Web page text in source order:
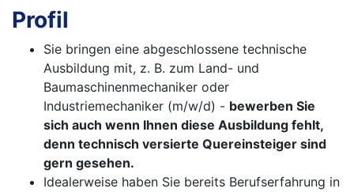
Profil
Sie bringen eine abgeschlossene technische
Ausbildung mit, z. B. zum Land- und
Baumaschinenmechaniker oder
Industriemechaniker (m/w/d) - bewerben Sie
sich auch wenn Ihnen diese Ausbildung fehlt,
denn technisch versierte Quereinsteiger sind
gern gesehen.
Idealerweise haben Sie bereits Berufserfahrung in